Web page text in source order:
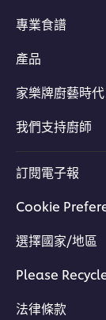
專業食譜
產品
家樂牌廚藝時代
我們支持廚師
訂閱電子報
Cookie
選擇國家/地區
Please
法律條款